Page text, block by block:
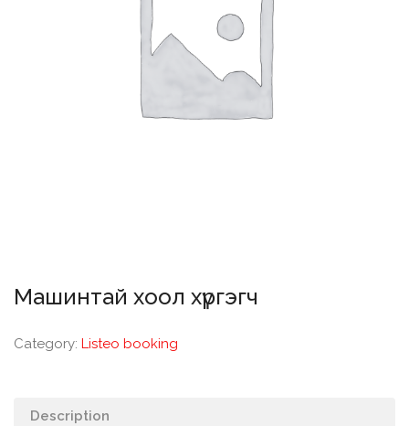
Машинтай хоол хүргэгч
Category: Listeo booking
Description